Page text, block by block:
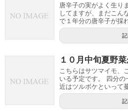
唐辛子の実がよく生り
してますが、まだこん
で１年分の唐辛子が採
１０月中旬夏野
こちらはサツマイモ、
いる予定です。 四分
近はツルボケといって